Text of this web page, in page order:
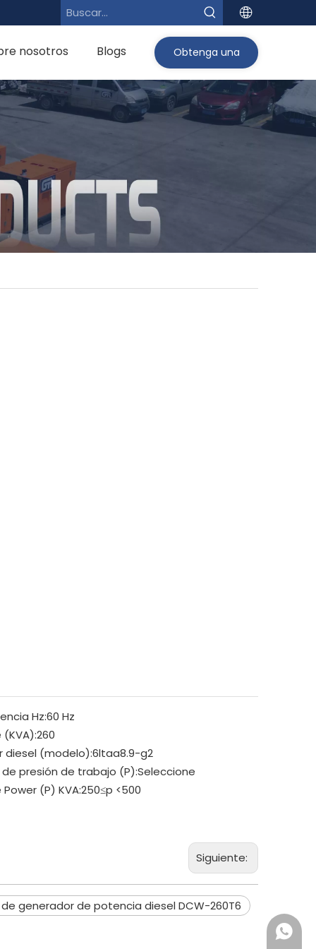
nosotros Blogs Obtenga una
cotización>
Hz:60 Hz
(KVA):260
diesel (modelo):6ltaa8.9-g2
de presión de trabajo (P):Seleccione
Power (P) KVA:250≤p <500
Siguiente:
generador de potencia diesel DCW-260T6
+86